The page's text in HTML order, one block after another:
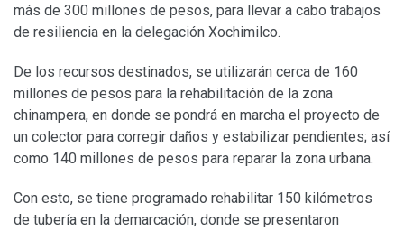
más de 300 millones de pesos, para llevar a cabo trabajos
de resiliencia en la delegación Xochimilco.
De los recursos destinados, se utilizarán cerca de 160
millones de pesos para la rehabilitación de la zona
chinampera, en donde se pondrá en marcha el proyecto de
un colector para corregir daños y estabilizar pendientes; así
como 140 millones de pesos para reparar la zona urbana.
Con esto, se tiene programado rehabilitar 150 kilómetros
de tubería en la demarcación, donde se presentaron